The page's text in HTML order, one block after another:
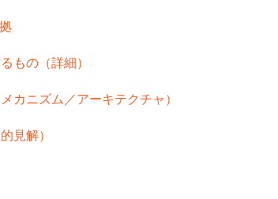
もの（詳細）
カニズム／アーキテクチャ）
見解）